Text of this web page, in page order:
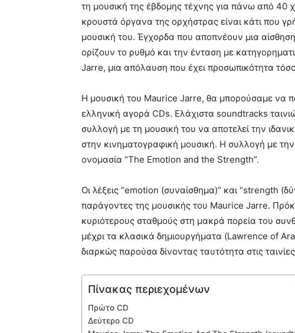
τη μουσική της έβδομης τέχνης για πάνω από 40
κρουστά όργανα της ορχήστρας είναι κάτι που
μουσική του. Έγχορδα που αποπνέουν μια
ορίζουν το ρυθμό και την ένταση με
Jarre, μια απόλαυση που έχει προσωπικότητα
Η μουσική του Μaurice Jarre, θα μπορούσαμε να
ελληνική αγορά CDs. Ελάχιστα soundtracks
συλλογή με τη μουσική του να αποτελεί την
στην κινηματογραφική μουσική. Η συλλογή με
ονομασία “The Emotion and the Strength”.
Οι λέξεις “emotion (συναίσθημα)” και “strength
παράγοντες της μουσικής του Μaurice Jarre.
κυριότερους σταθμούς στη μακρά πορεία του
μέχρι τα κλασικά δημιουργήματα (Lawrence of
διαρκώς παρούσα δίνοντας ταυτότητα στις
Πίνακας περιεχομένων
Πρώτο CD
Δεύτερο CD